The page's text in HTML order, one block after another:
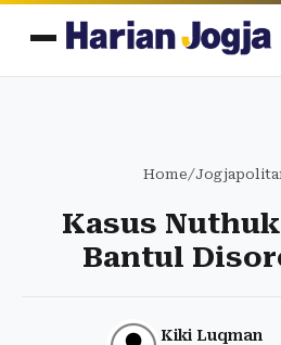
Home/
Kasus
Bantul
Kiki Luqman